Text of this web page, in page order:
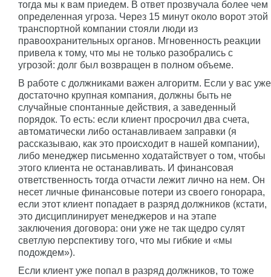
тогда мы к вам приедем. В ответ прозвучала более чем
определенная угроза. Через 15 минут около ворот этой
транспортной компании стояли люди из
правоохранительных органов. Мгновенность реакции
привела к тому, что мы не только разобрались с
угрозой: долг был возвращен в полном объеме.
В работе с должниками важен алгоритм. Если у вас уже
достаточно крупная компания, должны быть не
случайные спонтанные действия, а заведенный
порядок. То есть: если клиент просрочил два счета,
автоматически либо останавливаем заправки (я
рассказываю, как это происходит в нашей компании),
либо менеджер письменно ходатайствует о том, чтобы
этого клиента не останавливать. И финансовая
ответственность тогда отчасти лежит лично на нем. Он
несет личные финансовые потери из своего гонорара,
если этот клиент попадает в разряд должников (кстати,
это дисциплинирует менеджеров и на этапе
заключения договора: они уже не так щедро сулят
светлую перспективу того, что мы гибкие и «мы
подождем»).
Если клиент уже попал в разряд должников, то тоже